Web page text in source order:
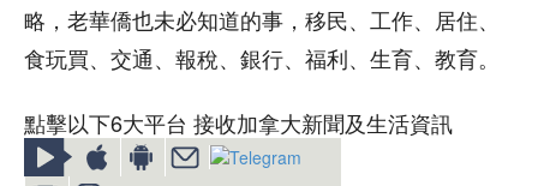
略，老華僑也未必知道的事，移民、工作、居住、
食玩買、交通、報稅、銀行、福利、生育、教育。
點擊以下6大平台 接收加拿大新聞及生活資訊